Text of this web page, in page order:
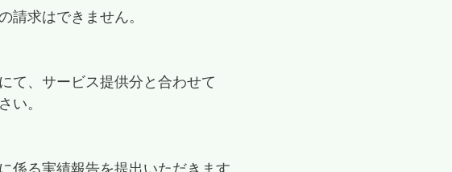
求はできません。
、サービス提供分と合わせて
い。
る実績報告を提出いただきます。